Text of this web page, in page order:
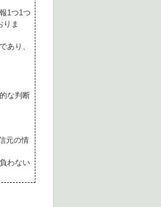
1つ1つ
りま
あり、
な判断
元の情
わない